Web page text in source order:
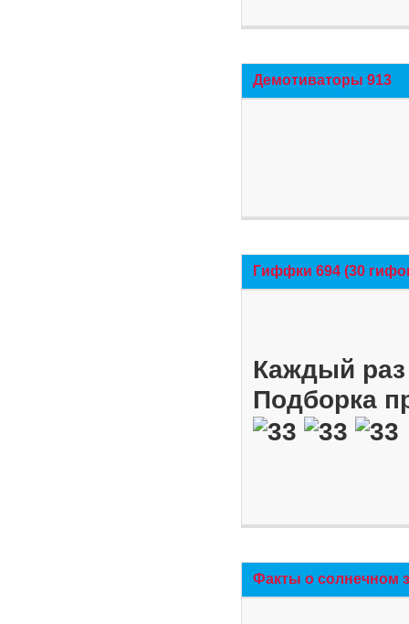
Демотиваторы 913
Гиффки 694 (30
Каждый
Подборка
Факты о солнечном